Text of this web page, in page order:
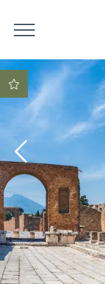
Miglior Tariffa
Garantita!
Upgrade
una Junior Suite
disponibile)
Prezzo
la cena nel
ristorante
prezzo
la colazione
lounge bar con
possibilità di